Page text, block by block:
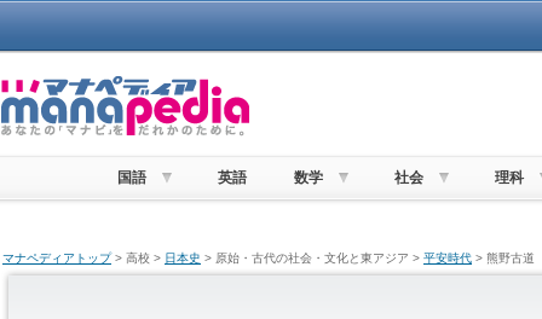
国語 英語 数学 社会 理科
マナペディアトップ> 高校 > 日本史 > 原始・古代の社会・文化と東アジア > 平安時代 > 熊野古道